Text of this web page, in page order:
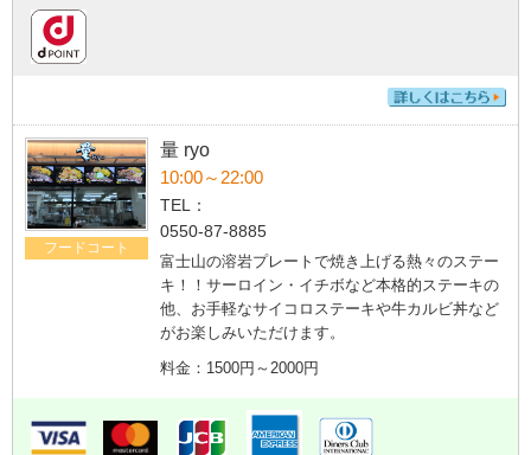
フードコート
量 ryo
10:00～22:00
TEL：
0550-87-8885
富士山の溶岩プレートで焼き上げる熱々のステー
キ！！サーロイン・イチボなど本格的ステーキの
他、お手軽なサイコロステーキや牛カルビ丼など
がお楽しみいただけます。
料金：1500円～2000円